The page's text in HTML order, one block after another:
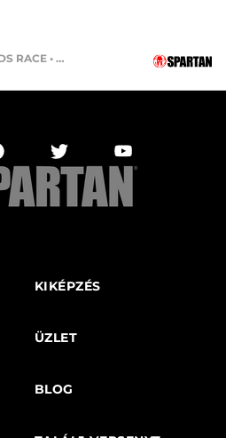
SPRINT • SUPER • BEAST • KIDS RACE • HH4HR
KIKÉPZÉS
ÜZLET
BLOG